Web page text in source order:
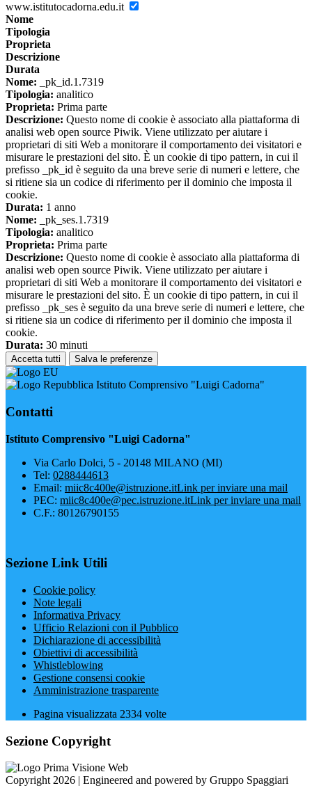
www.istitutocadorna.edu.it
Nome
Tipologia
Proprieta
Descrizione
Durata
Nome: _pk_id.1.7319
Tipologia: analitico
Proprieta: Prima parte
Descrizione: Questo nome di cookie è associato alla piattaforma di
analisi web open source Piwik. Viene utilizzato per aiutare i
proprietari di siti Web a monitorare il comportamento dei visitatori e
misurare le prestazioni del sito. È un cookie di tipo pattern, in cui il
prefisso _pk_id è seguito da una breve serie di numeri e lettere, che
si ritiene sia un codice di riferimento per il dominio che imposta il
cookie.
Durata: 1 anno
Nome: _pk_ses.1.7319
Tipologia: analitico
Proprieta: Prima parte
Descrizione: Questo nome di cookie è associato alla piattaforma di
analisi web open source Piwik. Viene utilizzato per aiutare i
proprietari di siti Web a monitorare il comportamento dei visitatori e
misurare le prestazioni del sito. È un cookie di tipo pattern, in cui il
prefisso _pk_ses è seguito da una breve serie di numeri e lettere, che
si ritiene sia un codice di riferimento per il dominio che imposta il
cookie.
Durata: 30 minuti
Accetta tutti Salva le preferenze
Istituto Comprensivo "Luigi Cadorna"
Contatti
Istituto Comprensivo "Luigi Cadorna"
Via Carlo Dolci, 5 - 20148 MILANO (MI)
Tel: 0288444613
Email: miic8c400e@istruzione.itLink per inviare una mail
PEC: miic8c400e@pec.istruzione.itLink per inviare una mail
C.F.: 80126790155
Sezione Link Utili
Cookie policy
Note legali
Informativa Privacy
Ufficio Relazioni con il Pubblico
Dichiarazione di accessibilità
Obiettivi di accessibilità
Whistleblowing
Gestione consensi cookie
Amministrazione trasparente
Pagina visualizzata 2334 volte
Sezione Copyright
Copyright 2026 | Engineered and powered by Gruppo Spaggiari